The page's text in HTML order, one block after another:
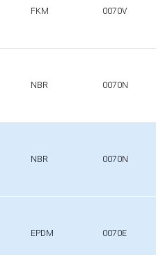
FKM 0070V
NBR 0070N
NBR 0070N
EPDM 0070E